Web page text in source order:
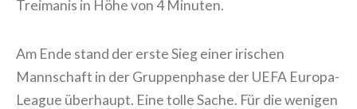
Treimanis in Höhe von 4 Minuten.
Am Ende stand der erste Sieg einer irischen
Mannschaft in der Gruppenphase der UEFA Europa-
League überhaupt. Eine tolle Sache. Für die wenigen